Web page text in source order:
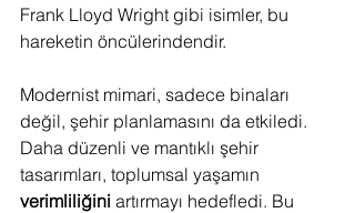
Frank Lloyd Wright gibi isimler, bu
hareketin öncülerindendir.
Modernist mimari, sadece binaları
değil, şehir planlamasını da etkiledi.
Daha düzenli ve mantıklı şehir
tasarımları, toplumsal yaşamın
verimliliğini artırmayı hedefledi. Bu